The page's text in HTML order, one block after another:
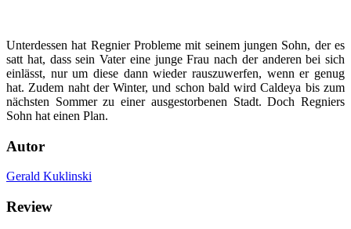
Unterdessen hat Regnier Probleme mit seinem jungen Sohn, der es
satt hat, dass sein Vater eine junge Frau nach der anderen bei sich
einlässt, nur um diese dann wieder rauszuwerfen, wenn er genug
hat. Zudem naht der Winter, und schon bald wird Caldeya bis zum
nächsten Sommer zu einer ausgestorbenen Stadt. Doch Regniers
Sohn hat einen Plan.
Autor
Gerald Kuklinski
Review